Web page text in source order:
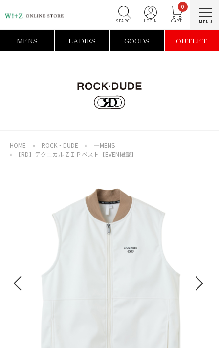
0
MENS LADIES GOODS OUTLET
HOME » ROCK・DUDE »
―MENS
»
【RD】テクニカルＺＩＰベスト【EVEN掲載】